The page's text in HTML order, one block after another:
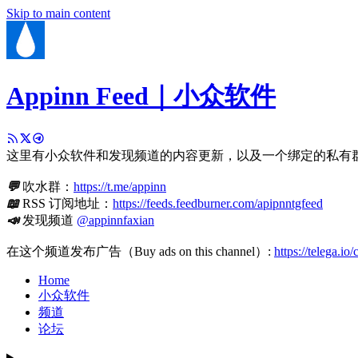
Skip to main content
Appinn Feed｜小众软件
这里有小众软件和发现频道的内容更新，以及一个绑定的私有
💬吹水群： https://t.me/appinn
📖RSS 订阅地址： https://feeds.feedburner.com/apipnntgfeed
📣发现频道 @appinnfaxian
在这个频道发布广告（Buy ads on this channel）: https://telega.io/
Home
小众软件
频道
论坛